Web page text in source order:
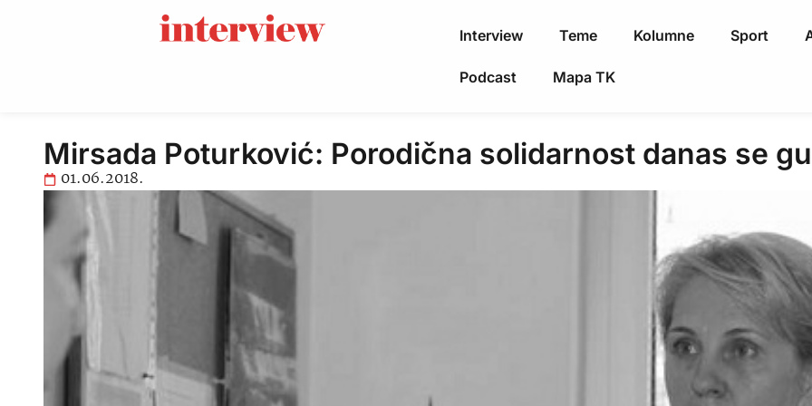
Interview Teme Kolumne Sport
Podcast Mapa TK
Mirsada Poturković: Porodična solidarnost danas se
01.06.2018.